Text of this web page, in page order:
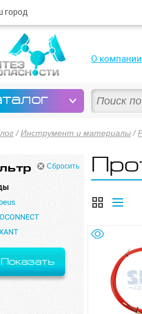
О компании
город
/Инструмент и материалы /
Сбросить
Показать